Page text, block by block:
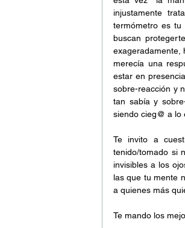
injustamente
termómetro es tu
buscan
exageradamente,
merecía una
estar en
sobre-reacción y
tan sabía y
siendo cieg@ a lo
Te invito a
tenido/tomado si
invisibles a los
las que tu mente
a quienes más
Te mando los